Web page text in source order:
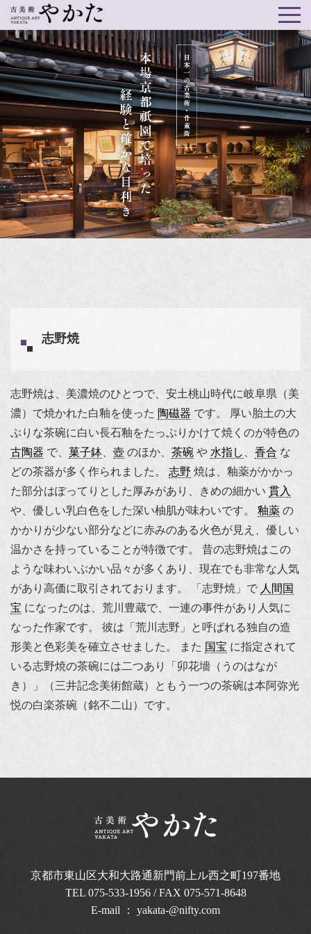
志野焼
志野焼は、美濃焼のひとつで、安土桃山時代に岐阜県（美
濃）で焼かれた白釉を使った 陶磁器 です。 厚い胎土の大
ぶりな茶碗に白い長石釉をたっぷりかけて焼くのが特色の
古陶器 で、 菓子鉢 壺 のほか、 茶碗 や 水指し 香合 な
どの茶器が多く作られました。 志野 焼は、釉薬がかかっ
た部分はぽってりとした厚みがあり、きめの細かい 貫入
や、優しい乳白色をした深い柚肌が味わいです。 釉薬 の
かかりが少ない部分などに赤みのある火色が見え、優しい
温かさを持っていることが特徴です。 昔の志野焼はこの
ような味わいぶかい品々が多くあり、現在でも非常な人気
があり高価に取引されております。 「志野焼」で 人間国
宝 になったのは、 荒川豊蔵で、一連の事件があり人気に
なった作家です。 彼は「荒川志野」と呼ばれる独自の造
形美と色彩美を確立させました。 また 国宝 に指定されて
いる志野焼の茶碗には二つあり「卯花墻（うのはなが
き）」（三井記念美術館蔵）ともう一つの茶碗は本阿弥光
悦の白楽茶碗（銘不二山）です。
京都市東山区大和大路通新門前上ル西之町197番地
TEL 075-533-1956/ FAX 075-571-8648
E-mail ： yakata-@nifty.com